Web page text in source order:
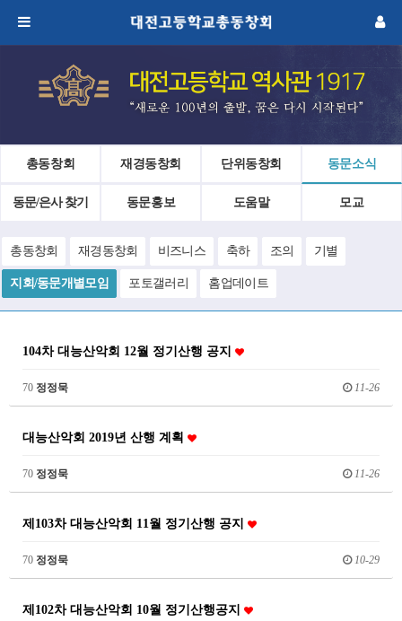
총동창회 재경동창회 단위동창회 동문소식
동문/은사 찾기 동문홍보 도움말 모교
총동창회 재경동창회 비즈니스 축하 조의 기별
지회/동문개별모임 포토갤러리 홈업데이트
104차 대능산악회 12월 정기산행 공지
70 정정묵 11-26
대능산악회 2019년 산행 계획
70 정정묵 11-26
제103차 대능산악회 11월 정기산행 공지
70 정정묵 10-29
제102차 대능산악회 10월 정기산행공지